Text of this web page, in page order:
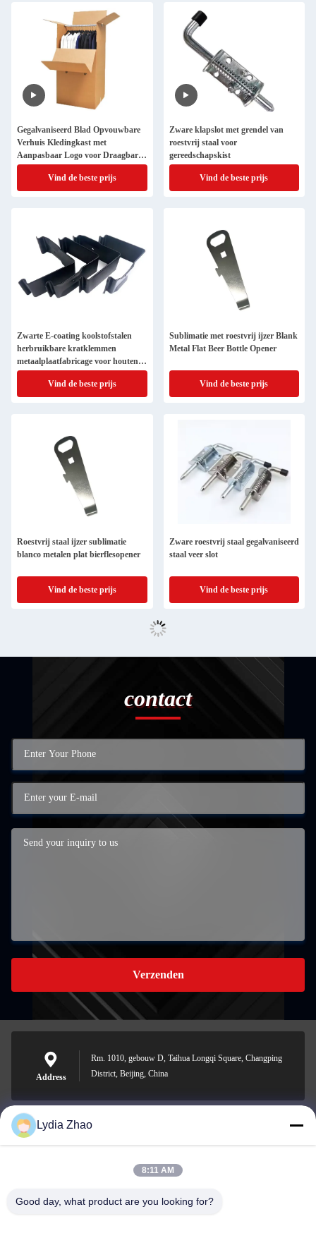
Gegalvaniseerd Blad Opvouwbare
Verhuis Kledingkast met
Aanpasbaar Logo voor Draagbare
Garderobe
Vind de beste prijs
Zware klapslot met grendel van
roestvrij staal voor
gereedschapskist
Vind de beste prijs
Zwarte E-coating koolstofstalen
herbruikbare kratklemmen
metaalplaatfabricage voor houten
kratten
Vind de beste prijs
Sublimatie met roestvrij ijzer Blank
Metal Flat Beer Bottle Opener
Vind de beste prijs
Roestvrij staal ijzer sublimatie
blanco metalen plat bierflesopener
Vind de beste prijs
Zware roestvrij staal gegalvaniseerd
staal veer slot
Vind de beste prijs
contact
Verzenden
Address
Rm. 1010, gebouw D, Taihua Longqi Square, Changping
District, Beijing, China
jesingd@vip.sina.com
Lydia Zhao
8:11 AM
Good day, what product are you looking for?